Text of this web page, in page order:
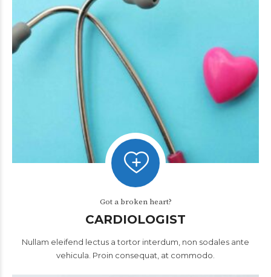
Got a broken heart?
CARDIOLOGIST
Nullam eleifend lectus a tortor interdum, non sodales ante
vehicula. Proin consequat, at commodo.